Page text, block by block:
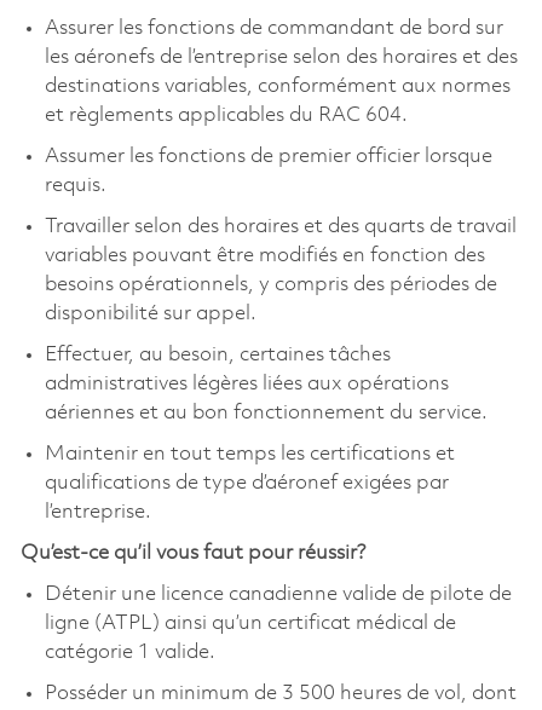
Assurer les fonctions de commandant de bord sur
les aéronefs de l’entreprise selon des horaires et des
destinations variables, conformément aux normes
et règlements applicables du RAC 604.
Assumer les fonctions de premier officier lorsque
requis.
Travailler selon des horaires et des quarts de travail
variables pouvant être modifiés en fonction des
besoins opérationnels, y compris des périodes de
disponibilité sur appel.
Effectuer, au besoin, certaines tâches
administratives légères liées aux opérations
aériennes et au bon fonctionnement du service.
Maintenir en tout temps les certifications et
qualifications de type d’aéronef exigées par
l’entreprise.
Qu’est-ce qu’il vous faut pour réussir?
Détenir une licence canadienne valide de pilote de
ligne (ATPL) ainsi qu’un certificat médical de
catégorie 1 valide.
Posséder un minimum de 3 500 heures de vol, dont